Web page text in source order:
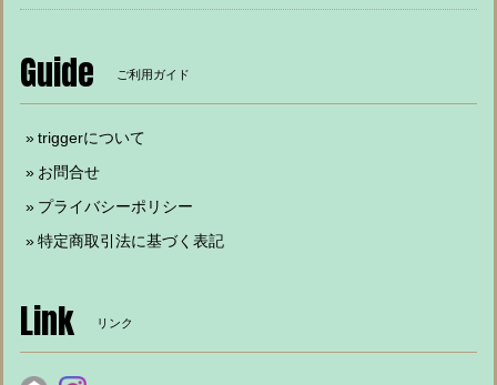
Guide ご利用ガイド
triggerについて
お問合せ
プライバシーポリシー
特定商取引法に基づく表記
Link リンク